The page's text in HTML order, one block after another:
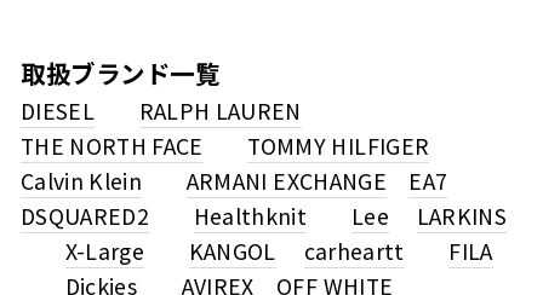
取扱ブランド一覧
DIESEL
RALPH LAUREN
THE NORTH FACE
TOMMY HILFIGER
Calvin Klein
ARMANI EXCHANGE
EA7
DSQUARED2
Healthknit Lee
LARKINS
X-Large
KANGOL carheartt
FILA
Dickies
AVIREX
OFF WHITE